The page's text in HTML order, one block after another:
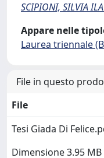
SCIPIONI, SILVIA
Appare nelle
Laurea triennale
File in questo
File
Tesi Giada Di
Dimensione 3.95 MB